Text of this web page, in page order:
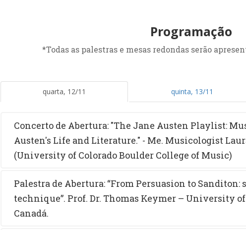
Programação
*Todas as palestras e mesas redondas serão
quarta, 12/11 quinta, 13/11
Concerto de Abertura: "The Jane Austen Playlist:
Austen's Life and Literature." - Me. Musicologist
(University of Colorado Boulder College of Music)
Palestra de Abertura: “From Persuasion to Sanditon:
technique”. Prof. Dr. Thomas Keymer – University
Canadá.